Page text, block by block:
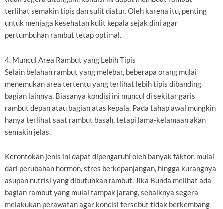
terlihat semakin tipis dan sulit diatur. Oleh karena itu, penting
untuk menjaga kesehatan kulit kepala sejak dini agar
pertumbuhan rambut tetap optimal.
4. Muncul Area Rambut yang Lebih Tipis
Selain belahan rambut yang melebar, beberapa orang mulai
menemukan area tertentu yang terlihat lebih tipis dibanding
bagian lainnya. Biasanya kondisi ini muncul di sekitar garis
rambut depan atau bagian atas kepala. Pada tahap awal mungkin
hanya terlihat saat rambut basah, tetapi lama-kelamaan akan
semakin jelas.
Kerontokan jenis ini dapat dipengaruhi oleh banyak faktor, mulai
dari perubahan hormon, stres berkepanjangan, hingga kurangnya
asupan nutrisi yang dibutuhkan rambut. Jika Bunda melihat ada
bagian rambut yang mulai tampak jarang, sebaiknya segera
melakukan perawatan agar kondisi tersebut tidak berkembang